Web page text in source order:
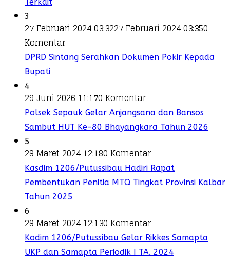
3
27 Februari 2024 03:3227 Februari 2024 03:350
Komentar
DPRD Sintang Serahkan Dokumen Pokir Kepada
Bupati
4
29 Juni 2026 11:170 Komentar
Polsek Sepauk Gelar Anjangsana dan Bansos
Sambut HUT Ke-80 Bhayangkara Tahun 2026
5
29 Maret 2024 12:180 Komentar
Kasdim 1206/Putussibau Hadiri Rapat
Pembentukan Penitia MTQ Tingkat Provinsi Kalbar
Tahun 2025
6
29 Maret 2024 12:130 Komentar
Kodim 1206/Putussibau Gelar Rikkes Samapta
UKP dan Samapta Periodik I TA. 2024